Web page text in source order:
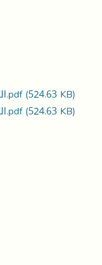
التنمية الادارية و اشكالية الاصلاح الادارة.pdf(524.63 KB)
التنمية الادارية و اشكالية الاصلاح الادارة.pdf(524.63 KB)